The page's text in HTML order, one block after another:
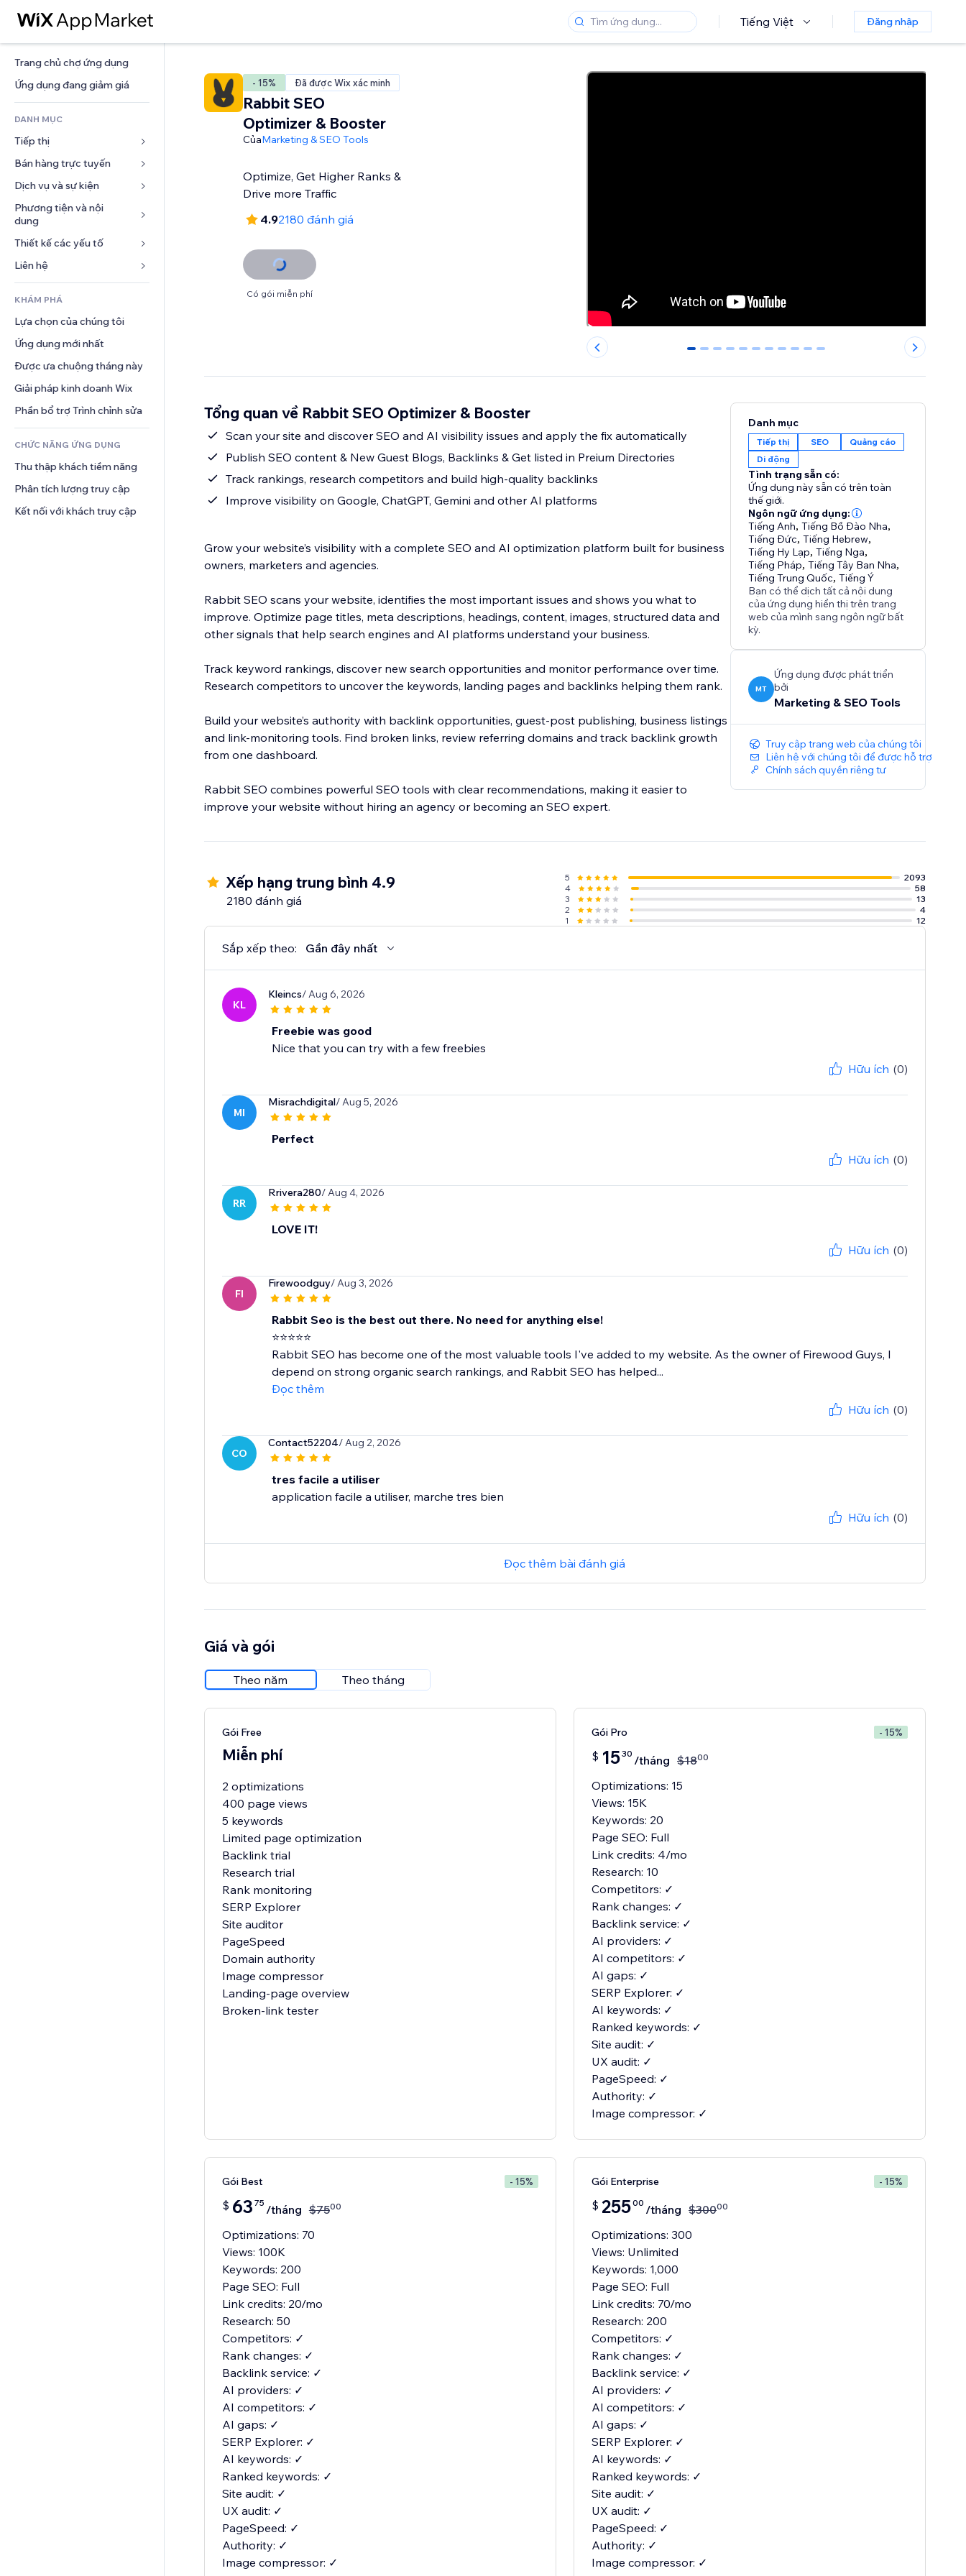
Tiếng Việt Đăng nhập
Trang chủ chợ ứng dụng
Ứng dụng đang giảm giá
DANH MỤC
Tiếp thị
Quảng cáo
Di động
Phân tích
Xã hội
SEO
Tương tác
Niêm yết trang web
Email
Hội thoại
Bán hàng trực tuyến
Ứng dụng cho Cửa hàng
Vận chuyển và Giao hàng
Nút bán hàng
Khóa học trực tuyến
In theo yêu cầu
Kế toán
Phiếu giảm giá và khách hàng
trung thành
Giải pháp kho bãi
chuyển
Định giá và gói đăng ký
Gọi vốn cộng đồng
Đồ ăn và thức uống
Dịch vụ và sự kiện
Khách sạn
Sự kiện
Nhà hàng
Bất động sản
Phương tiện và nội
dung
Bộ sưu tập ảnh
Âm nhạc
Tệp phát thanh
Nhiếp ảnh
Video
PDF
Chia sẻ tệp
Tin tức
Dịch vụ nội dung
Thiết kế các yếu tố
Bản đồ và dẫn đường
Quyền riêng tư và bảo mật
Đồng hồ
Mẫu trang
Hiệu ứng hình ảnh
Nút và menu
Biểu ngữ và Huy hiệu
Máy tính
Tìm kiếm
Thời tiết
Bảng biểu
Mẫu
Thăm dò ý kiến
Trò chuyện
Bình luận
Điện thoại
Cộng đồng
Đánh giá và chứng thực
Quản lý quan hệ khách hàng
KHÁM PHÁ
Lựa chọn của chúng tôi
Ứng dụng mới nhất
Được ưa chuộng tháng này
Giải pháp kinh doanh Wix
Phần bổ trợ Trình chỉnh sửa
CHỨC NĂNG ỨNG DỤNG
Thu thập khách tiềm năng
Phân tích lượng truy cập
Kết nối với khách truy cập
- 15% Đã được Wix xác minh
Rabbit SEO
Optimizer & Booster
CủaMarketing & SEO Tools
Optimize, Get Higher Ranks &
Drive more Traffic
4.92180 đánh giá
Có gói miễn phí
0 1 2 3 4 5 6 7 8 9 10
Tổng quan về Rabbit SEO Optimizer & Booster
Scan your site and discover SEO and AI visibility issues and apply the fix automatically
Publish SEO content & New Guest Blogs, Backlinks & Get listed in Preium Directories
Track rankings, research competitors and build high-quality backlinks
Improve visibility on Google, ChatGPT, Gemini and other AI platforms
Grow your website’s visibility with a complete SEO and AI optimization platform built for business
owners, marketers and agencies.
Rabbit SEO scans your website, identifies the most important issues and shows you what to
improve. Optimize page titles, meta descriptions, headings, content, images, structured data and
other signals that help search engines and AI platforms understand your business.
Track keyword rankings, discover new search opportunities and monitor performance over time.
Research competitors to uncover the keywords, landing pages and backlinks helping them rank.
Build your website’s authority with backlink opportunities, guest-post publishing, business listings
and link-monitoring tools. Find broken links, review referring domains and track backlink growth
from one dashboard.
Rabbit SEO combines powerful SEO tools with clear recommendations, making it easier to
improve your website without hiring an agency or becoming an SEO expert.
Danh mục
Tiếp thị SEO
Quảng cáo
Di động
Tình trạng sẵn có:
Ứng dụng này sẵn có trên toàn
thế giới.
Ngôn ngữ ứng dụng:
Tiếng Anh,Tiếng Bồ Đào Nha,
Tiếng Đức,Tiếng Hebrew,
Tiếng Hy Lạp,Tiếng Nga,
Tiếng Pháp,Tiếng Tây Ban Nha,
Tiếng Trung Quốc,Tiếng Ý
Bạn có thể dịch tất cả nội dung
của ứng dụng hiển thị trên trang
web của mình sang ngôn ngữ bất
kỳ.
MT
Ứng dụng được phát triển
bởi
Marketing & SEO Tools
Truy cập trang web của chúng tôi
Liên hệ với chúng tôi để được hỗ trợ
Chính sách quyền riêng tư
Xếp hạng trung bình 4.9
2180 đánh giá
5
2093
4
58
3
13
2
4
1
12
Sắp xếp theo: Gần đây nhất
KL
Kleincs/ Aug 6, 2026
Freebie was good
Nice that you can try with a few freebies
Hữu ích (0)
MI
Misrachdigital/ Aug 5, 2026
Perfect
Hữu ích (0)
RR
Rrivera280/ Aug 4, 2026
LOVE IT!
Hữu ích (0)
FI
Firewoodguy/ Aug 3, 2026
Rabbit Seo is the best out there. No need for anything else!
⭐⭐⭐⭐⭐
Rabbit SEO has become one of the most valuable tools I've added to my website. As the owner of Firewood Guys, I
depend on strong organic search rankings, and Rabbit SEO has helped...
Đọc thêm
Hữu ích (0)
CO
Contact52204/ Aug 2, 2026
tres facile a utiliser
application facile a utiliser, marche tres bien
Hữu ích (0)
Đọc thêm bài đánh giá
Giá và gói
Theo năm Theo tháng
Gói Free
Miễn phí
2 optimizations
400 page views
5 keywords
Limited page optimization
Backlink trial
Research trial
Rank monitoring
SERP Explorer
Site auditor
PageSpeed
Domain authority
Image compressor
Landing-page overview
Broken-link tester
Gói Pro - 15%
$ 1530 /tháng $1800
Optimizations: 15
Views: 15K
Keywords: 20
Page SEO: Full
Link credits: 4/mo
Research: 10
Competitors: ✓
Rank changes: ✓
Backlink service: ✓
AI providers: ✓
AI competitors: ✓
AI gaps: ✓
SERP Explorer: ✓
AI keywords: ✓
Ranked keywords: ✓
Site audit: ✓
UX audit: ✓
PageSpeed: ✓
Authority: ✓
Image compressor: ✓
Gói Best - 15%
$ 63 75 /tháng $7500
Optimizations: 70
Views: 100K
Keywords: 200
Page SEO: Full
Link credits: 20/mo
Research: 50
Competitors: ✓
Rank changes: ✓
Backlink service: ✓
AI providers: ✓
AI competitors: ✓
AI gaps: ✓
SERP Explorer: ✓
AI keywords: ✓
Ranked keywords: ✓
Site audit: ✓
UX audit: ✓
PageSpeed: ✓
Authority: ✓
Image compressor: ✓
Gói Enterprise - 15%
$ 25500 /tháng $30000
Optimizations: 300
Views: Unlimited
Keywords: 1,000
Page SEO: Full
Link credits: 70/mo
Research: 200
Competitors: ✓
Rank changes: ✓
Backlink service: ✓
AI providers: ✓
AI competitors: ✓
AI gaps: ✓
SERP Explorer: ✓
AI keywords: ✓
Ranked keywords: ✓
Site audit: ✓
UX audit: ✓
PageSpeed: ✓
Authority: ✓
Image compressor: ✓